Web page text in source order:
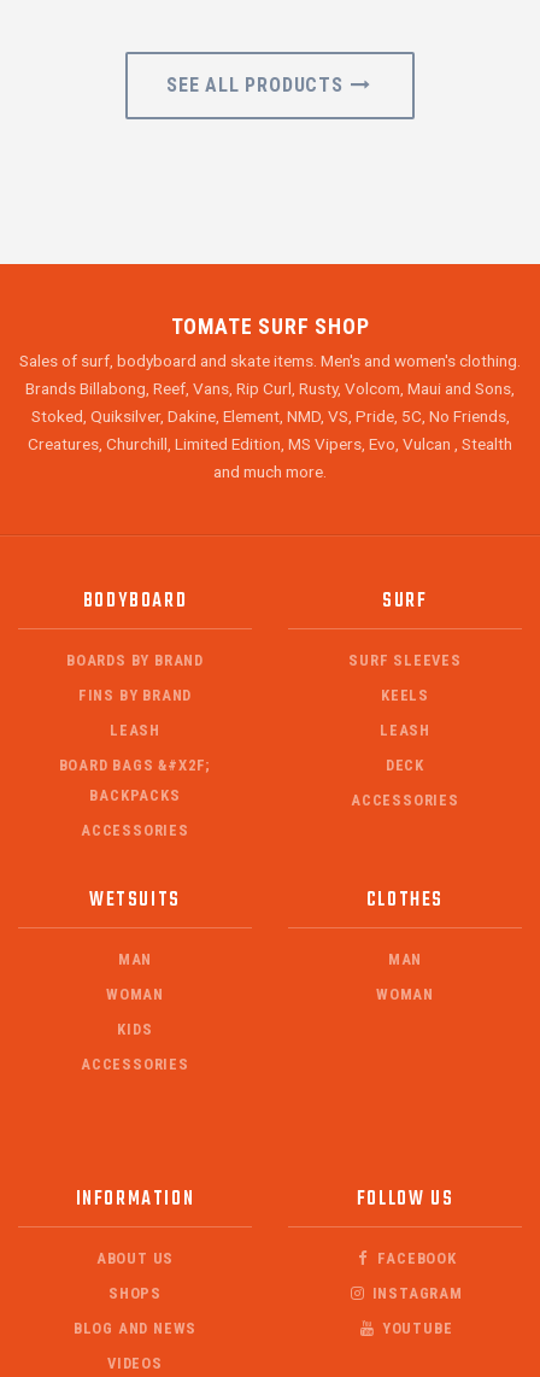
SEE ALL PRODUCTS
TOMATE SURF SHOP
Sales of surf, bodyboard and skate items. Men's and women's clothing.
Brands Billabong, Reef, Vans, Rip Curl, Rusty, Volcom, Maui and Sons,
Stoked, Quiksilver, Dakine, Element, NMD, VS, Pride, 5C, No Friends,
Creatures, Churchill, Limited Edition, MS Vipers, Evo, Vulcan , Stealth
and much more.
BODYBOARD
BOARDS BY BRAND
FINS BY BRAND
LEASH
BOARD BAGS &#X2F;
BACKPACKS
ACCESSORIES
SURF
SURF SLEEVES
KEELS
LEASH
DECK
ACCESSORIES
WETSUITS
MAN
WOMAN
KIDS
ACCESSORIES
CLOTHES
MAN
WOMAN
INFORMATION
ABOUT US
SHOPS
BLOG AND NEWS
VIDEOS
FOLLOW US
FACEBOOK
INSTAGRAM
YOUTUBE